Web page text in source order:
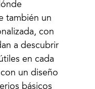
también un
con
a descubrir
en cada
un diseño
básicos